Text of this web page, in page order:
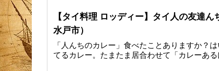
【タイ料理 ロッディー】タイ人の友達
水戸市）
「人んちのカレー」食べたことありますか？
てるカレー。たまたま居合わせて「カレーあ